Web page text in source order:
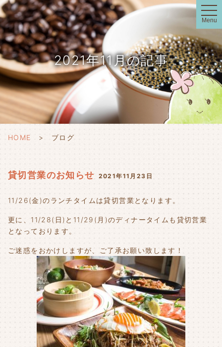
t
o
g
g
l
e
n
a
v
i
g
a
t
i
o
n
Menu
2021年11月の記事
HOME ブログ
貸切営業のお知らせ 2021年11月23日
11/26(金)のランチタイムは貸切営業となります。
更に、11/28(日)と11/29(月)のディナータイムも貸切営業
となっております。
ご迷惑をおかけしますが、ご了承お願い致します！